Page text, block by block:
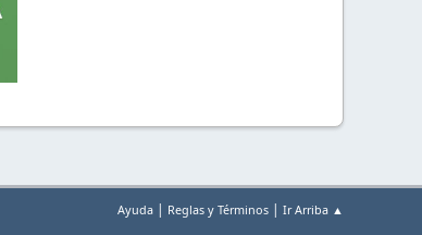
Ayuda | Reglas y Términos | Ir Arriba ▲